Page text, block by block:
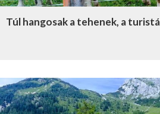
Túl hangosak a tehenek, a